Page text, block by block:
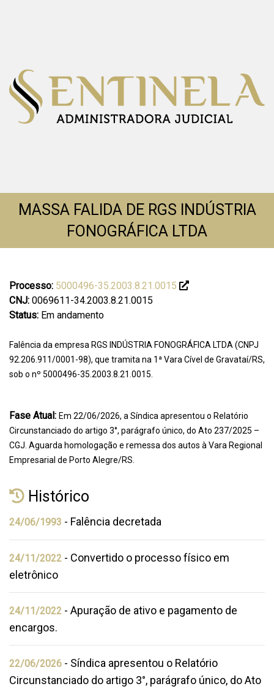
MASSA FALIDA DE RGS INDÚSTRIA
FONOGRÁFICA LTDA
Processo: 5000496-35.2003.8.21.0015
CNJ: 0069611-34.2003.8.21.0015
Status: Em andamento
Falência da empresa RGS INDÚSTRIA FONOGRÁFICA LTDA (CNPJ
92.206.911/0001-98), que tramita na 1ª Vara Cível de Gravataí/RS,
sob o nº 5000496-35.2003.8.21.0015.
Fase Atual: Em 22/06/2026, a Síndica apresentou o Relatório
Circunstanciado do artigo 3°, parágrafo único, do Ato 237/2025 –
CGJ. Aguarda homologação e remessa dos autos à Vara Regional
Empresarial de Porto Alegre/RS.
Histórico
24/06/1993 - Falência decretada
24/11/2022 - Convertido o processo físico em
eletrônico
24/11/2022 - Apuração de ativo e pagamento de
encargos.
22/06/2026 - Síndica apresentou o Relatório
Circunstanciado do artigo 3°, parágrafo único, do Ato